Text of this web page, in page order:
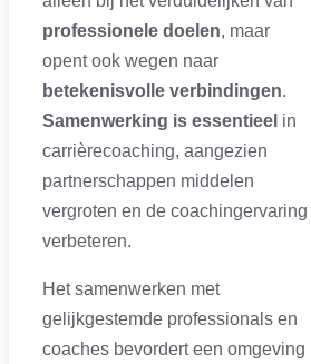
professionele doelen, maar
opent ook wegen naar
betekenisvolle verbindingen.
Samenwerking is essentieel in
carrièrecoaching, aangezien
partnerschappen middelen
vergroten en de coachingervaring
verbeteren.
Het samenwerken met
gelijkgestemde professionals en
coaches bevordert een omgeving